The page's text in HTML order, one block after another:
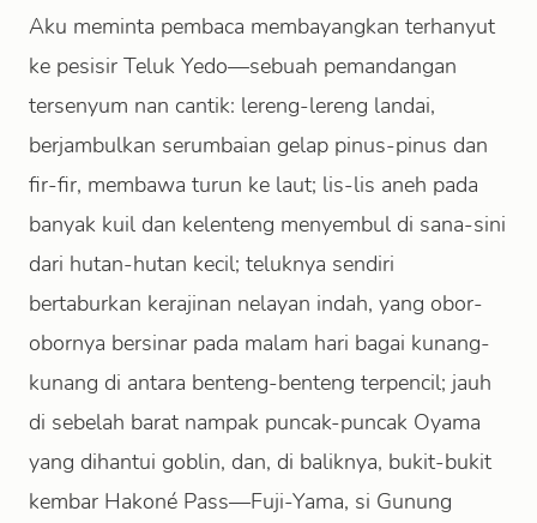
Aku meminta pembaca membayangkan terhanyut
ke pesisir Teluk Yedo—sebuah pemandangan
tersenyum nan cantik: lereng-lereng landai,
berjambulkan serumbaian gelap pinus-pinus dan
fir-fir, membawa turun ke laut; lis-lis aneh pada
banyak kuil dan kelenteng menyembul di sana-sini
dari hutan-hutan kecil; teluknya sendiri
bertaburkan kerajinan nelayan indah, yang obor-
obornya bersinar pada malam hari bagai kunang-
kunang di antara benteng-benteng terpencil; jauh
di sebelah barat nampak puncak-puncak Oyama
yang dihantui goblin, dan, di baliknya, bukit-bukit
kembar Hakoné Pass—Fuji-Yama, si Gunung